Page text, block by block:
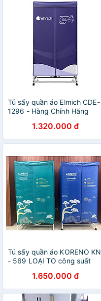
Tủ sấy quần áo Elmich CDE-
1296 - Hàng Chính Hãng
1.320.000 đ
Tủ sấy quần áo KORENO KN
- 569 LOẠI TO công suất
hẹn giờ thông minh, sử dụng
công nghệ sấy PTC Hàng
chính hãng
1.650.000 đ